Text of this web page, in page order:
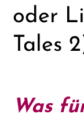
oder
Tales
Was